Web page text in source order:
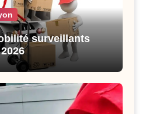
surveillants